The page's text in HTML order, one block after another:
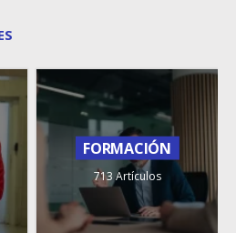
FORMACIÓN
713 Artículos